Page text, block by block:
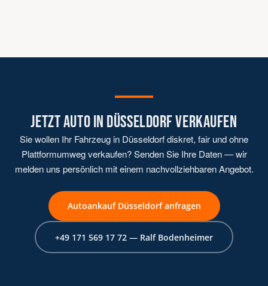
Ausstattungs- und Restaurierungsdokumentation.
JETZT AUTO IN DÜSSELDORF VERKAUFEN
Sie wollen Ihr Fahrzeug in Düsseldorf diskret, fair und ohne
Plattformumweg verkaufen? Senden Sie Ihre Daten — wir
melden uns persönlich mit einem nachvollziehbaren Angebot.
Autoankauf Düsseldorf anfragen
+49 171 569 17 72 — Ralf Bodenheimer